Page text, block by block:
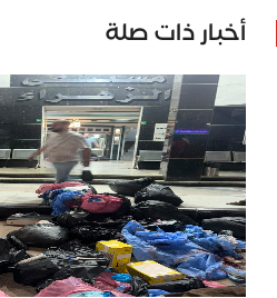
أخبار ذات صلة